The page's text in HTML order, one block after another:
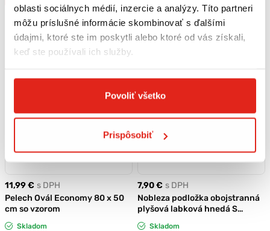
oblasti sociálnych médií, inzercie a analýzy. Títo partneri
môžu príslušné informácie skombinovať s ďalšími
údajmi, ktoré ste im poskytli alebo ktoré od vás získali,
keď ste používali ich služby.
Povoliť všetko
Prispôsobiť
11,99 € s DPH
Pelech Ovál Economy 80 x 50
cm so vzorom
Skladom
7,90 € s DPH
Nobleza podložka obojstranná
plyšová labková hnedá S
50x32x3cm
Skladom